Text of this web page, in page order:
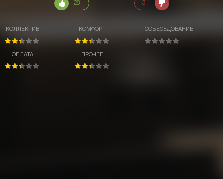
28 31
КОЛЛЕКТИВ
ОПЛАТА
КОМФОРТ
ПРОЧЕЕ
СОБЕСЕДОВАНИЕ